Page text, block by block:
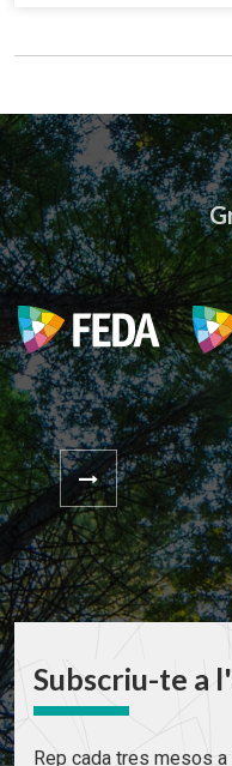
Subscriu-te a
Rep cada tres mesos